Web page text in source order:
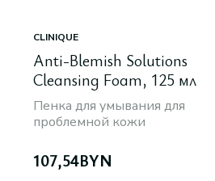
CLINIQUE
Anti-Blemish Solutions
Cleansing Foam, 125 мл
Пенка для умывания для
проблемной кожи
107,54BYN